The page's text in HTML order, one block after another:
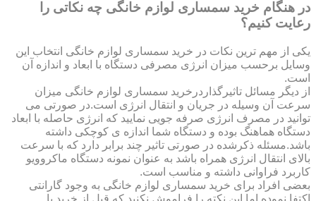
در هنگام خرید سمساری لوازم خانگی چه نکاتی را
رعایت کنیم؟
یکی از مهم ترین نکات در خرید سمساری لوازم خانگی انتخاب این
وسایل برحسب میزان انرژی مصرفی دستگاه با ابعاد و اندازه آن
است.
از دیگر مسائل تاثیرگذاردرخرید سمساری لوازم خانگی میزان
سرعت آن وسیله در جریان و انتقال انرژی است.در صورتی می
توانید در مصرف انرژی صرفه جویی نمایید که انرژی حاصله با ابعاد
دستگاه هماهنگ بوده و دستگاه شما اندازه ی کوچکی داشته
باشد.مسئله ذکرشده در صورتی تاثیر چند برابر دارد که با سرعت
بالای انتقال انرژی همراه باشد به عنوان نمونه دستگاه ماکروویو
کاربرد فراوانی داشته و مناسب است.
بعضی افراد برای خرید سمساری لوازم خانگی به وجود گارانتی
اکتفا نموده اما این نکته را فراموش نکنید که قبل از خرید با